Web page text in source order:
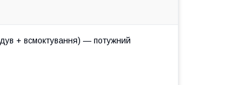
+ всмоктування) — потужний